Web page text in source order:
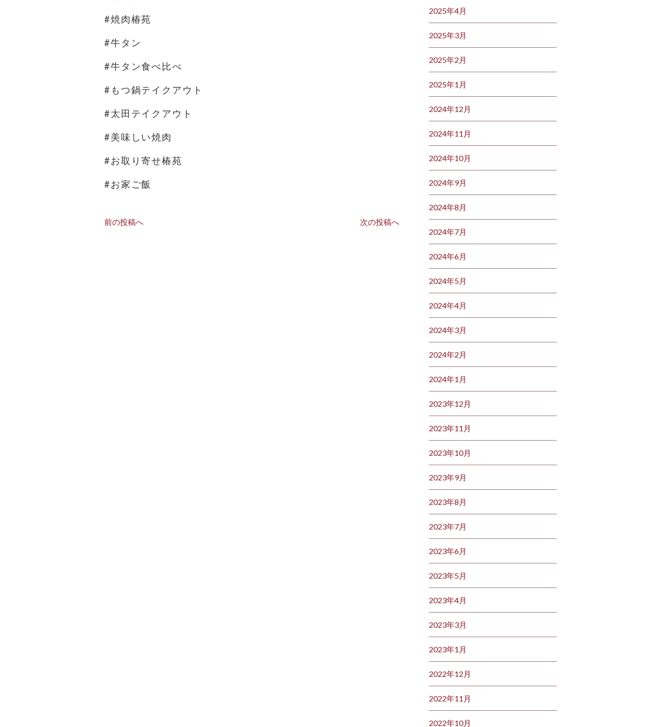
#焼肉椿苑
#牛タン
#牛タン食べ比べ
#もつ鍋テイクアウト
#太田テイクアウト
#美味しい焼肉
#お取り寄せ椿苑
#お家ご飯
前の投稿へ 次の投稿へ
2025年4月
2025年3月
2025年2月
2025年1月
2024年12月
2024年11月
2024年10月
2024年9月
2024年8月
2024年7月
2024年6月
2024年5月
2024年4月
2024年3月
2024年2月
2024年1月
2023年12月
2023年11月
2023年10月
2023年9月
2023年8月
2023年7月
2023年6月
2023年5月
2023年4月
2023年3月
2023年1月
2022年12月
2022年11月
2022年10月